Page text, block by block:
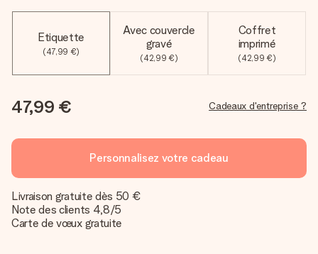
Etiquette
(47,99 €)
Avec couvercle
gravé
(42,99 €)
Coffret
imprimé
(42,99 €)
47,99 € Cadeaux d'entreprise ?
Personnalisez votre cadeau
Livraison gratuite dès 50 €
Note des clients 4,8/5
Carte de vœux gratuite